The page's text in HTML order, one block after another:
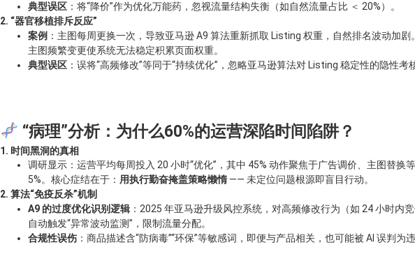
典型误区 ：将“降价”作为优化万能药，忽视流量结构失衡（如自然流量占比 ＜ 20%）。
2. “器官移植排斥反应”
案例 ：主图每周更换一次，导致亚马逊 A9 算法重新抓取 Listing 权重，自然排名波动加剧
主图频繁变更使系统无法稳定积累页面权重。
典型误区 ：误将“高频修改”等同于“持续优化”，忽略亚马逊算法对 Listing 稳定性的隐性考
“病理”分析：为什么60%的运营深陷时间陷阱？
1. 时间黑洞的真相
调研显示：运营平均每周投入 20 小时“优化”，其中 45% 动作聚焦于广告调价、主图替换
5%。核心症结在于： 用执行勤奋掩盖策略懒惰 —— 未定位问题根源即盲目行动。
2. 算法“免疫反杀”机制
A9 的过度优化识别逻辑 ：2025 年亚马逊升级风控系统，对高频修改行为（如 24 小时内
自动触发“异常波动监测”，限制流量分配。
合规性误伤 ：商品描述含“防病毒”“环保”等敏感词，即便与产品相关，也可能被 AI 误判为